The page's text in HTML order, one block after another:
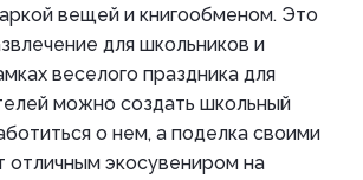
вещей и книгообменом. Это
для школьников и
веселого праздника для
можно создать школьный
о нем, а поделка своими
отличным экосувениром на